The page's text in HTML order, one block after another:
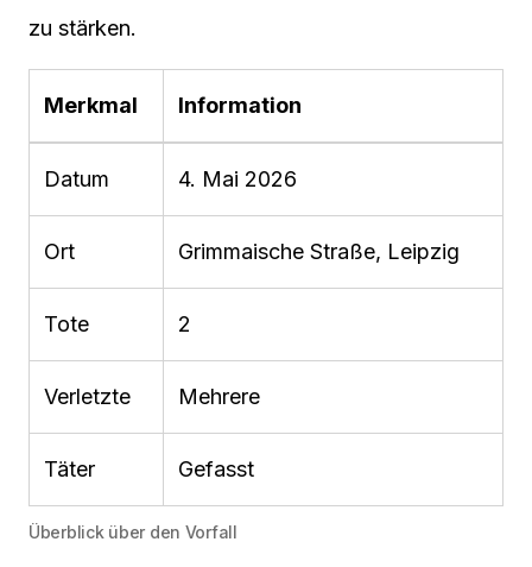
zu stärken.
Überblick über den Vorfall
Merkmal Information
Datum 4. Mai 2026
Ort Grimmaische Straße, Leipzig
Tote 2
Verletzte Mehrere
Täter Gefasst